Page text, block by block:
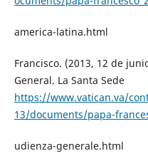
america-latina.html
Francisco. (2013, 12 de
General. La Santa Sede
https://www.vatican.va/
13/documents/papa-
udienza-generale.html